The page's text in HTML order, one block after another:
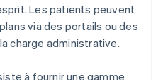
Les patients peuvent
via des portails ou des
charge administrative.
à fournir une gamme